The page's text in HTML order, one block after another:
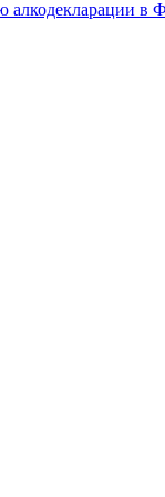
алкодекларации в